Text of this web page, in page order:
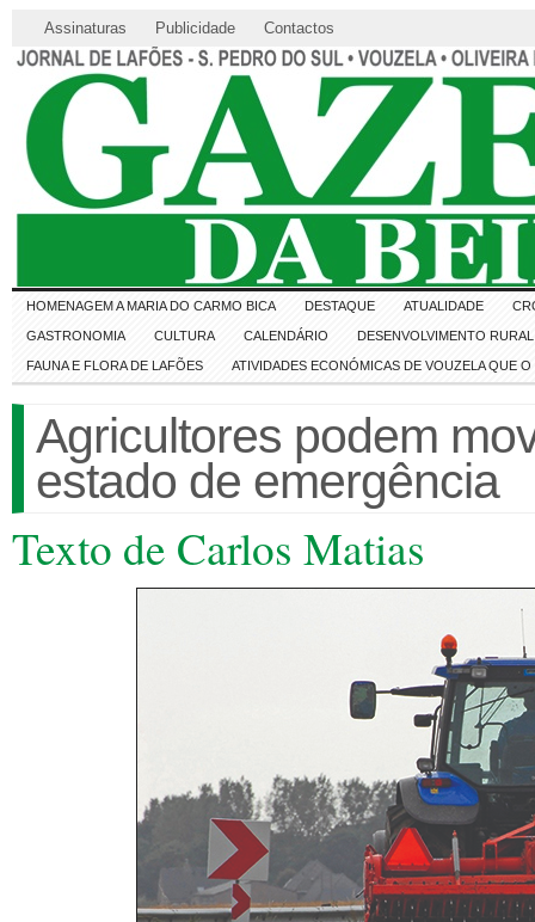
Assinaturas Publicidade Contactos
HOMENAGEM A MARIA DO CARMO BICA DESTAQUE ATUALIDADE
GASTRONOMIA CULTURA CALENDÁRIO DESENVOLVIMENTO RURAL
FAUNA E FLORA DE LAFÕES ATIVIDADES ECONÓMICAS DE VOUZELA QUE
Agricultores podem
estado de emergência
Texto de Carlos Matias